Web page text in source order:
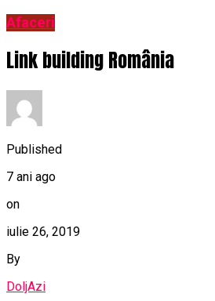
Afaceri
Link building România
Published
7 ani ago
on
iulie 26, 2019
By
DoljAzi